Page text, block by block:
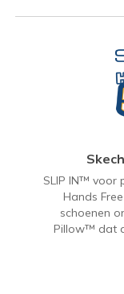
SLIP IN™ voor
Hands
schoenen
Pillow™ dat